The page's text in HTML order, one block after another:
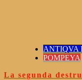
ANTIQVA
POMPEYA
La segunda